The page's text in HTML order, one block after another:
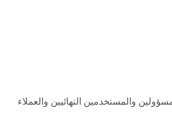
والمستخدمين النهائيين والعملاء